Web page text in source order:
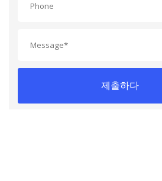
제출하다